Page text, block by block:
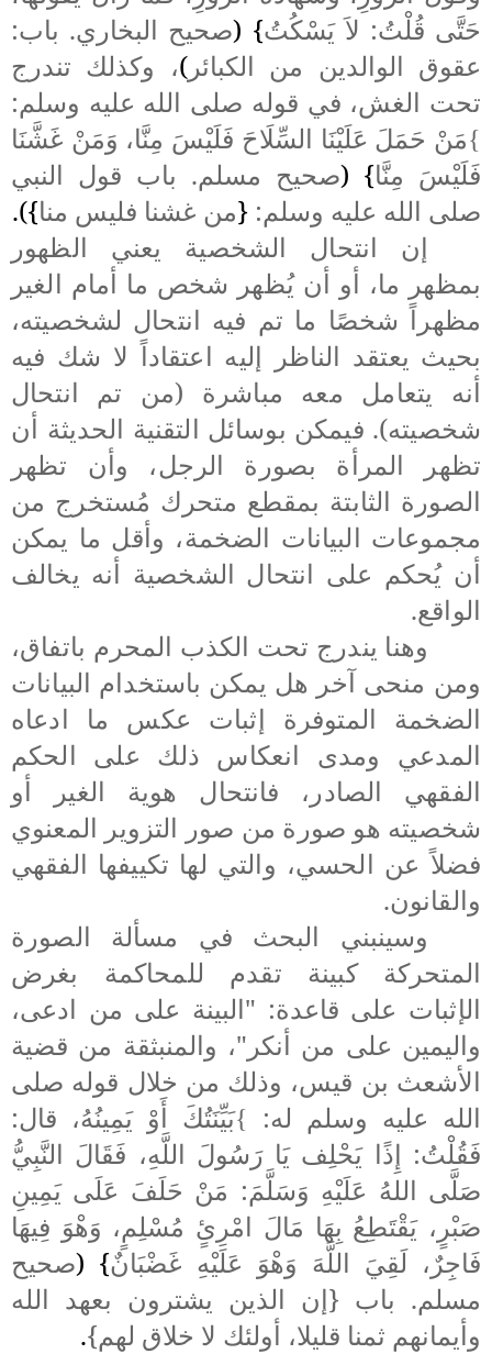
حَتَّى قُلْتُ: لاَ يَسْكُتُ} (صحيح البخاري. باب:
عقوق الوالدين من الكبائر)، وكذلك تندرج
تحت الغش، في قوله صلى الله عليه وسلم:
}مَنْ حَمَلَ عَلَيْنَا السِّلَاحَ فَلَيْسَ مِنَّا، وَمَنْ غَشَّنَا
فَلَيْسَ مِنَّا} (صحيح مسلم. باب قول النبي
صلى الله عليه وسلم: {من غشنا فليس منا}).
إن انتحال الشخصية يعني الظهور
بمظهر ما، أو أن يُظهر شخص ما أمام الغير
مظهراً شخصًا ما تم فيه انتحال لشخصيته،
بحيث يعتقد الناظر إليه اعتقاداً لا شك فيه
أنه يتعامل معه مباشرة (من تم انتحال
شخصيته). فيمكن بوسائل التقنية الحديثة أن
تظهر المرأة بصورة الرجل، وأن تظهر
الصورة الثابتة بمقطع متحرك مُستخرج من
مجموعات البيانات الضخمة، وأقل ما يمكن
أن يُحكم على انتحال الشخصية أنه يخالف
الواقع.
وهنا يندرج تحت الكذب المحرم باتفاق،
ومن منحى آخر هل يمكن باستخدام البيانات
الضخمة المتوفرة إثبات عكس ما ادعاه
المدعي ومدى انعكاس ذلك على الحكم
الفقهي الصادر، فانتحال هوية الغير أو
شخصيته هو صورة من صور التزوير المعنوي
فضلاً عن الحسي، والتي لها تكييفها الفقهي
والقانون.
وسينبني البحث في مسألة الصورة
المتحركة كبينة تقدم للمحاكمة بغرض
الإثبات على قاعدة: "البينة على من ادعى،
واليمين على من أنكر"، والمنبثقة من قضية
الأشعث بن قيس، وذلك من خلال قوله صلى
الله عليه وسلم له:
}بَيِّنَتُكَ أَوْ يَمِينُهُ، قال:
فَقُلْتُ: إِذًا يَحْلِف يَا رَسُولَ اللَّهِ، فَقَالَ النَّبِيُّ
صَلَّى اللهُ عَلَيْهِ وَسَلَّمَ: مَنْ حَلَفَ عَلَى يَمِينِ
صَبْرٍ، يَقْتَطِعُ بِهَا مَالَ امْرِئٍ مُسْلِمٍ، وَهْوَ فِيهَا
فَاجِرٌ، لَقِيَ اللَّهَ وَهْوَ عَلَيْهِ غَضْبَانٌ} (صحيح
مسلم. باب {إن الذين يشترون بعهد الله
وأيمانهم ثمنا قليلا، أولئك لا خلاق لهم}.